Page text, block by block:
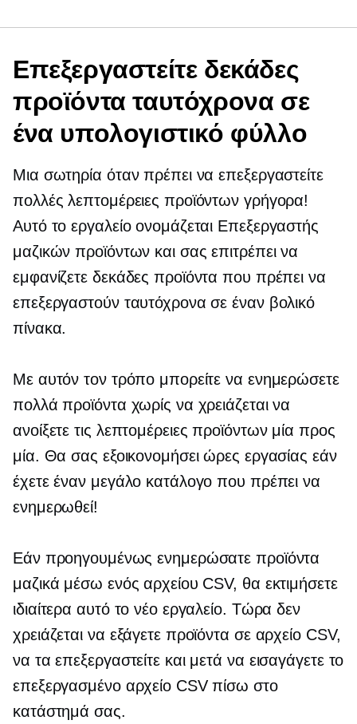
Επεξεργαστείτε δεκάδες
προϊόντα ταυτόχρονα σε
ένα υπολογιστικό φύλλο
Μια σωτηρία όταν πρέπει να επεξεργαστείτε
πολλές λεπτομέρειες προϊόντων γρήγορα!
Αυτό το εργαλείο ονομάζεται Επεξεργαστής
μαζικών προϊόντων και σας επιτρέπει να
εμφανίζετε δεκάδες προϊόντα που πρέπει να
επεξεργαστούν ταυτόχρονα σε έναν βολικό
πίνακα.
Με αυτόν τον τρόπο μπορείτε να ενημερώσετε
πολλά προϊόντα χωρίς να χρειάζεται να
ανοίξετε τις λεπτομέρειες προϊόντων μία προς
μία. Θα σας εξοικονομήσει ώρες εργασίας εάν
έχετε έναν μεγάλο κατάλογο που πρέπει να
ενημερωθεί!
Εάν προηγουμένως ενημερώσατε προϊόντα
μαζικά μέσω ενός αρχείου CSV, θα εκτιμήσετε
ιδιαίτερα αυτό το νέο εργαλείο. Τώρα δεν
χρειάζεται να εξάγετε προϊόντα σε αρχείο CSV,
να τα επεξεργαστείτε και μετά να εισαγάγετε το
επεξεργασμένο αρχείο CSV πίσω στο
κατάστημά σας.